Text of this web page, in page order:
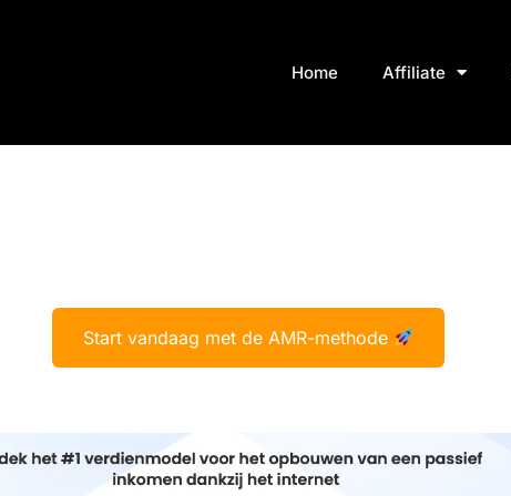
Home Affiliate
Start vandaag met de AMR-methode